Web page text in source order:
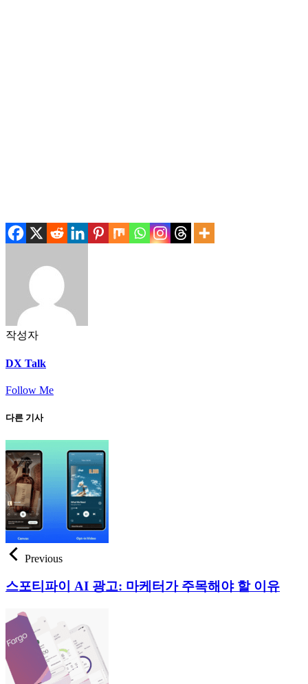
작성자
DX Talk
Follow Me
다른 기사
Previous
스포티파이 AI 광고: 마케터가 주목해야 할 이유